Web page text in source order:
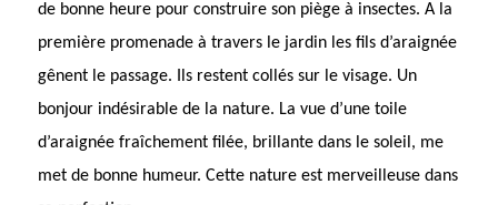
de bonne heure pour construire son piège à insectes. A la
première promenade à travers le jardin les fils d’araignée
gênent le passage. Ils restent collés sur le visage. Un
bonjour indésirable de la nature. La vue d’une toile
d’araignée fraîchement filée, brillante dans le soleil, me
met de bonne humeur. Cette nature est merveilleuse dans